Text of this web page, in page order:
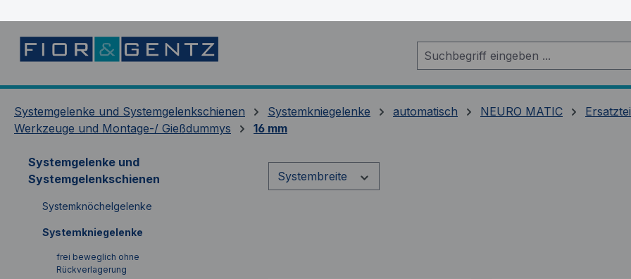
Systemgelenke und Systemgelenkschienen Systemkniegelenke automatisch NEURO MATIC
Werkzeuge und Montage-/ Gießdummys
16 mm
Systemgelenke und
Systemgelenkschienen
Systemknöchelgelenke
Systemkniegelenke
frei beweglich ohne
Rückverlagerung
Systembreite